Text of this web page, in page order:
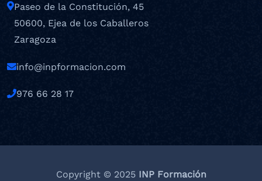
Paseo de la Constitución, 45
50600, Ejea de los Caballeros
Zaragoza
info@inpformacion.com
976 66 28 17
Copyright © 2025INP Formación